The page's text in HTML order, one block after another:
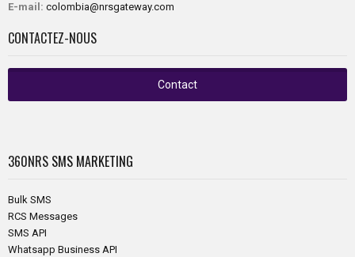
E-mail: colombia@nrsgateway.com
CONTACTEZ-NOUS
Contact
360NRS SMS MARKETING
Bulk SMS
RCS Messages
SMS API
Whatsapp Business API